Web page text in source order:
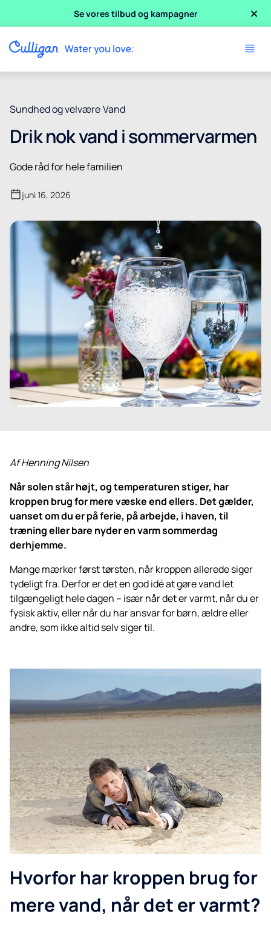
Se vores tilbud og kampagner ×
Sundhed og velværeVand
Drik nok vand i sommervarmen
Gode råd for hele familien
juni 16, 2026
Af Henning Nilsen
Når solen står højt, og temperaturen stiger, har
kroppen brug for mere væske end ellers. Det gælder,
uanset om du er på ferie, på arbejde, i haven, til
træning eller bare nyder en varm sommerdag
derhjemme.
Mange mærker først tørsten, når kroppen allerede siger
tydeligt fra. Derfor er det en god idé at gøre vand let
tilgængeligt hele dagen – især når det er varmt, når du er
fysisk aktiv, eller når du har ansvar for børn, ældre eller
andre, som ikke altid selv siger til.
Hvorfor har kroppen brug for
mere vand, når det er varmt?